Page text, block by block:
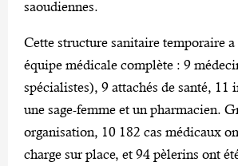
saoudiennes.
Cette structure sanitaire temporaire
équipe médicale complète : 9
spécialistes), 9 attachés de santé, 11
une sage-femme et un pharmacien.
organisation, 10 182 cas médicaux
charge sur place, et 94 pèlerins ont